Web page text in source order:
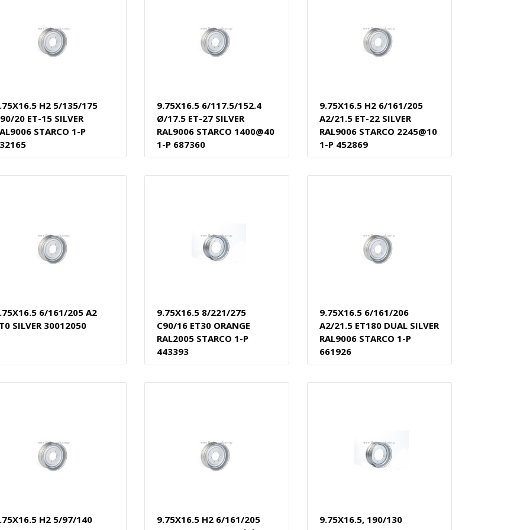
H2 5/135/175
20 ET-15 SILVER
STARCO 1-P
9.75X16.5 6/117.5/152.4
Ø/17.5 ET-27 SILVER
RAL9006 STARCO 1400@40
1-P 687360
9.75X16.5 H2 6/161/205
A2/21.5 ET-22 SILVER
RAL9006 STARCO 2245@10
1-P 452869
6/161/205 A2
SILVER 30012050
9.75X16.5 8/221/275
C90/16 ET30 ORANGE
RAL2005 STARCO 1-P
443393
9.75X16.5 6/161/206
A2/21.5 ET180 DUAL SILVER
RAL9006 STARCO 1-P
661926
H2 5/97/140
9.75X16.5 H2 6/161/205
9.75X16.5, 190/130